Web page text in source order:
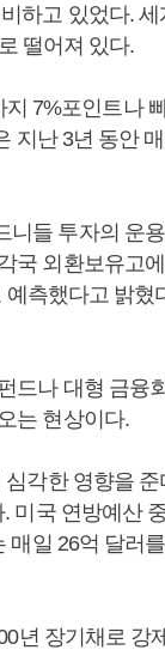
하고 있었다.
떨어져 있다.
7%포인트나
지난 3년 동안
니들 투자의 운
국 외환보유고
측했다고 밝혔
드나 대형 금융
는 현상이다.
각한 영향을
미국 연방예산
매일 26억 달러
년 장기채로 강